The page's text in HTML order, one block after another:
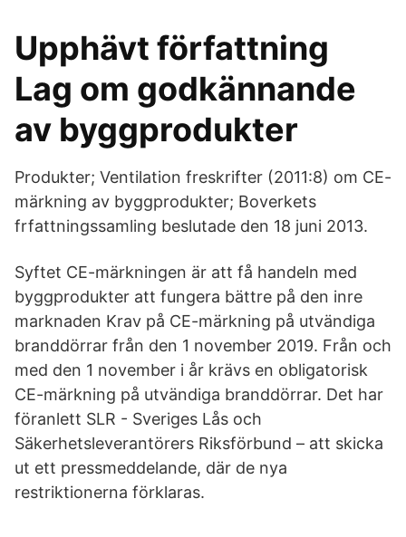
Upphävt författning
Lag om godkännande
av byggprodukter
Produkter; Ventilation freskrifter (2011:8) om CE-
märkning av byggprodukter; Boverkets
frfattningssamling beslutade den 18 juni 2013.
Syftet CE-märkningen är att få handeln med
byggprodukter att fungera bättre på den inre
marknaden Krav på CE-märkning på utvändiga
branddörrar från den 1 november 2019. Från och
med den 1 november i år krävs en obligatorisk
CE-märkning på utvändiga branddörrar. Det har
föranlett SLR - Sveriges Lås och
Säkerhetsleverantörers Riksförbund – att skicka
ut ett pressmeddelande, där de nya
restriktionerna förklaras.